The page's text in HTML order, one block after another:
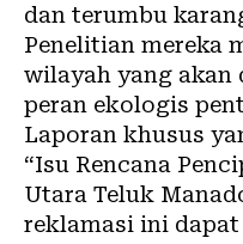
dan terumbu
Penelitian mereka
wilayah yang
peran ekologis
Laporan khusus
“Isu Rencana
Utara Teluk
reklamasi ini dapat